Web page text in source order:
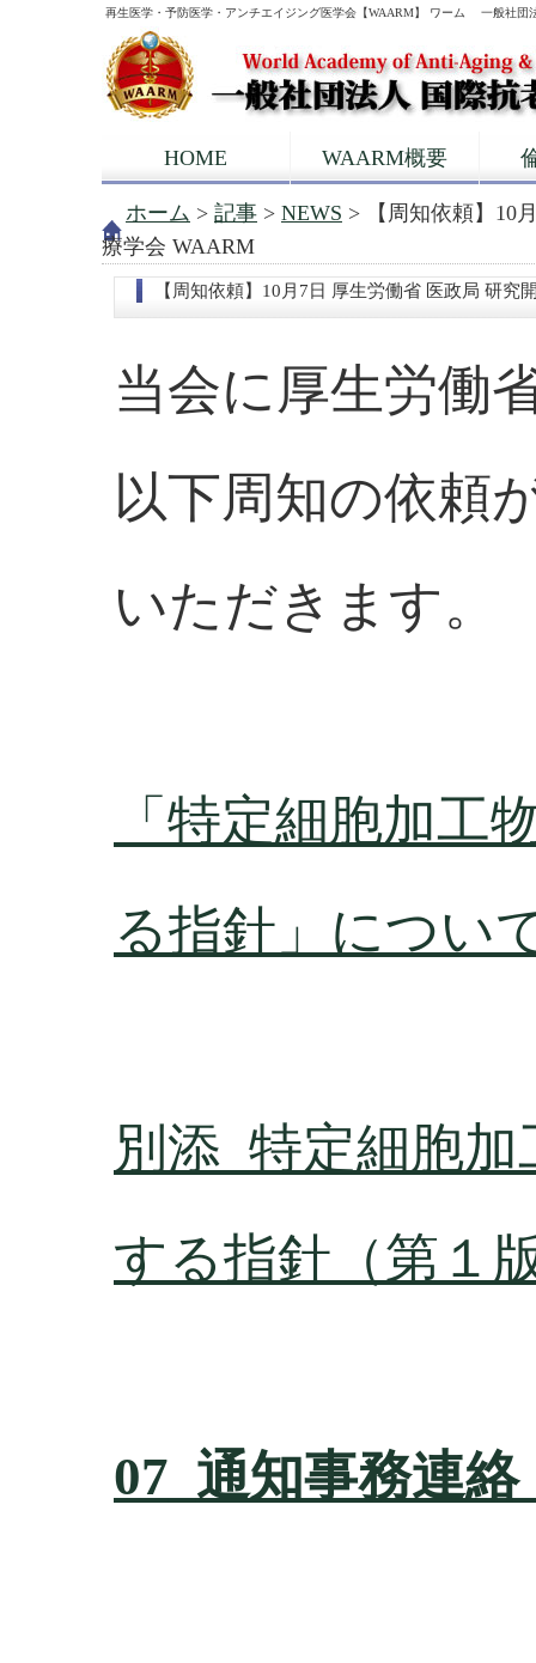
再生医学・予防医学・アンチエイジング医学会【WAARM】 ワーム 一般社団
HOME WAARM概要
ホーム > 記事 > NEWS > 【周知依頼】10
療学会 WAARM
【周知依頼】10月7日 厚生労働省 医政局 研究
当会に厚生労働
以下周知の依頼
いただきます。
「特定細胞加工
る指針」につい
別添_特定細胞
する指針（第１
07_通知事務連